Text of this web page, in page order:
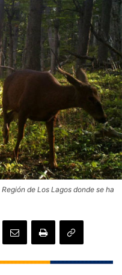
de Los Lagos donde se ha